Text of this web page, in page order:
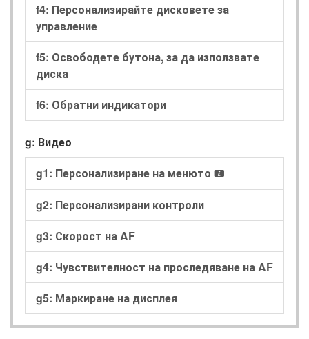
f4: Персонализирайте дисковете за
управление
f5: Освободете бутона, за да използвате
диска
f6: Обратни индикатори
g: Видео
g1: Персонализиране на менюто i
g2: Персонализирани контроли
g3: Скорост на AF
g4: Чувствителност на проследяване на AF
g5: Маркиране на дисплея